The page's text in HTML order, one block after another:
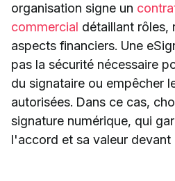
organisation signe un
commercial détaillant rôles,
aspects financiers. Une
pas la sécurité nécessaire
du signataire ou empêcher
autorisées. Dans ce cas,
signature numérique, qui
l'accord et sa valeur devant